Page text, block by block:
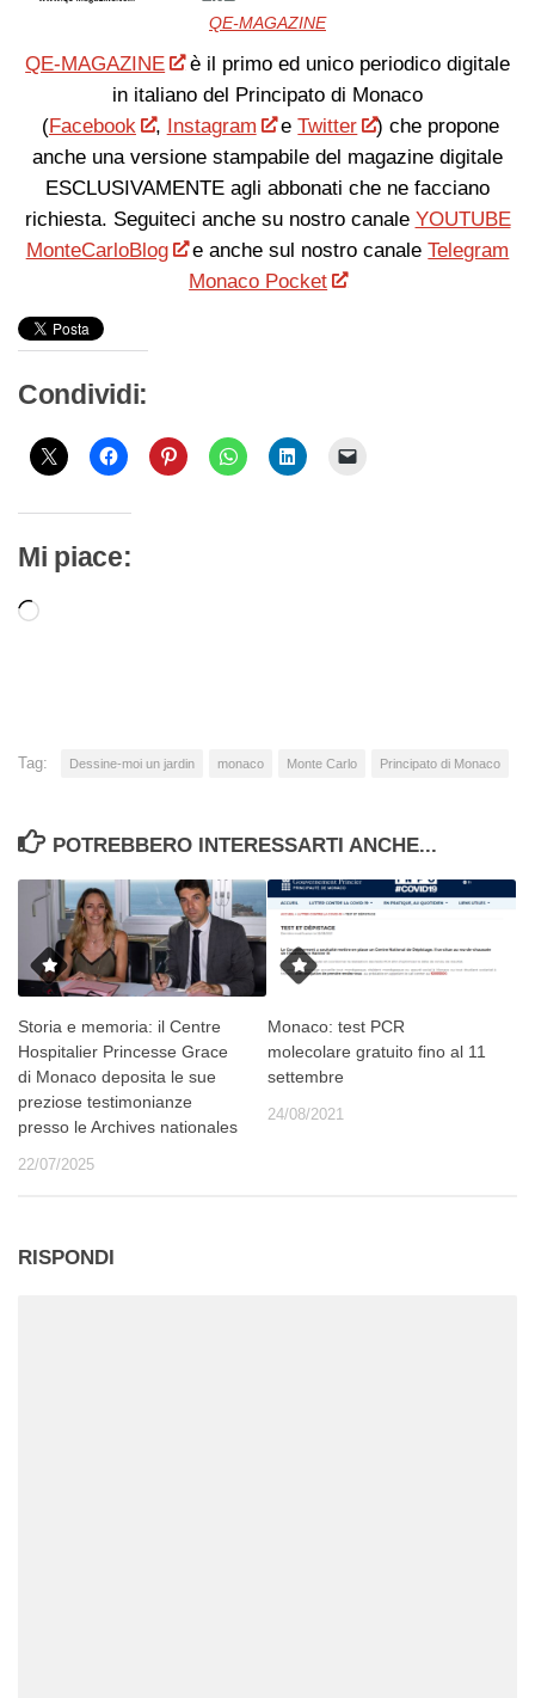
QE-MAGAZINE
QE-MAGAZINE
è il primo ed unico periodico digitale
in italiano del Principato di Monaco
(Facebook , Instagram eTwitter
) che propone
anche una versione stampabile del magazine digitale
ESCLUSIVAMENTE agli abbonati che ne facciano
richiesta. Seguiteci anche su nostro canale YOUTUBE
MonteCarloBlog
e anche sul nostro canaleTelegram
Monaco Pocket
Condividi:
Mi piace:
Caricamento
Tag: Dessine-moi un jardin monaco Monte Carlo Principato di Monaco
POTREBBERO INTERESSARTI ANCHE...
Storia e memoria: il Centre
Hospitalier Princesse Grace
di Monaco deposita le sue
preziose testimonianze
presso le Archives nationales
22/07/2025
Monaco: test PCR
molecolare gratuito fino al 11
settembre
24/08/2021
RISPONDI